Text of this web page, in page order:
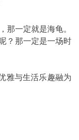
那一定就是海龟。
？那一定是一场时
雅与生活乐趣融为